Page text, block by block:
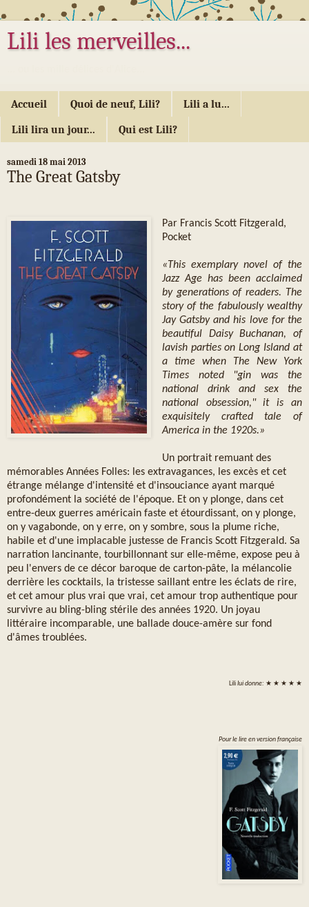
Lili les merveilles...
Accueil Quoi de neuf, Lili? Lili a lu...
Lili lira un jour... Qui est Lili?
samedi 18 mai 2013
The Great Gatsby
Par Francis Scott Fitzgerald,
Pocket
«This exemplary novel of the
Jazz Age has been acclaimed
by generations of readers. The
story of the fabulously wealthy
Jay Gatsby and his love for the
beautiful Daisy Buchanan, of
lavish parties on Long Island at
a time when The New York
Times noted "gin was the
national drink and sex the
national obsession," it is an
exquisitely crafted tale of
America in the 1920s.»
Un portrait remuant des
mémorables Années Folles: les extravagances, les excès et cet
étrange mélange d'intensité et d'insouciance ayant marqué
profondément la société de l'époque. Et on y plonge, dans cet
entre-deux guerres américain faste et étourdissant, on y plonge,
on y vagabonde, on y erre, on y sombre, sous la plume riche,
habile et d'une implacable justesse de Francis Scott Fitzgerald. Sa
narration lancinante, tourbillonnant sur elle-même, expose peu à
peu l'envers de ce décor baroque de carton-pâte, la mélancolie
derrière les cocktails, la tristesse saillant entre les éclats de rire,
et cet amour plus vrai que vrai, cet amour trop authentique pour
survivre au bling-bling stérile des années 1920. Un joyau
littéraire incomparable, une ballade douce-amère sur fond
d'âmes troublées.
Lililui donne: ★ ★ ★ ★ ★
Pour le lire en version française